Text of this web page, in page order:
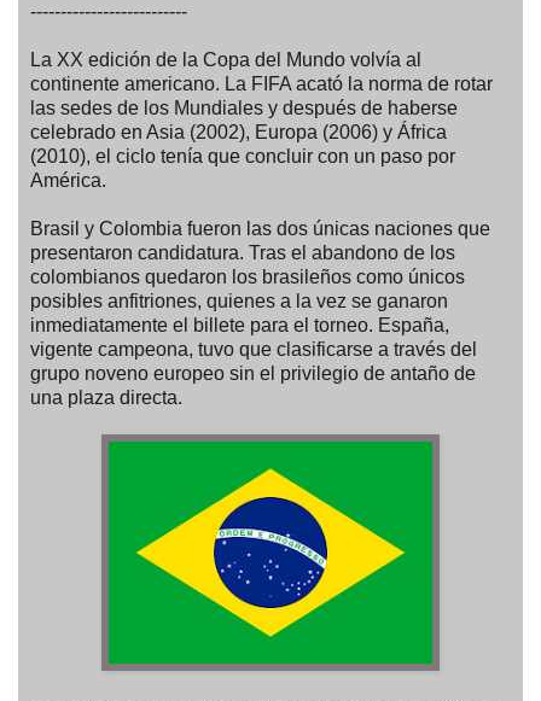
--------------------------
La XX edición de la Copa del Mundo volvía al
continente americano. La FIFA acató la norma de rotar
las sedes de los Mundiales y después de haberse
celebrado en Asia (2002), Europa (2006) y África
(2010), el ciclo tenía que concluir con un paso por
América.
Brasil y Colombia fueron las dos únicas naciones que
presentaron candidatura. Tras el abandono de los
colombianos quedaron los brasileños como únicos
posibles anfitriones, quienes a la vez se ganaron
inmediatamente el billete para el torneo. España,
vigente campeona, tuvo que clasificarse a través del
grupo noveno europeo sin el privilegio de antaño de
una plaza directa.